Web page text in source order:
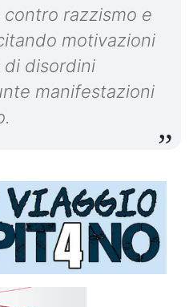
razzismo e
motivazioni
di disordini
manifestazioni